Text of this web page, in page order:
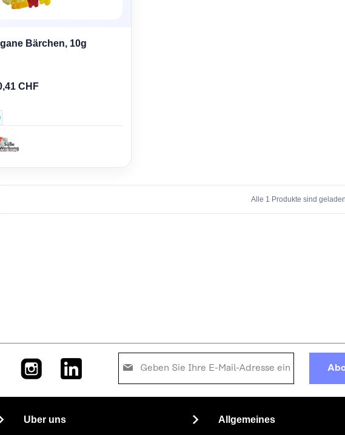
Bärchen, 10g
CHF
Alle 1 Produkte sind geladen.
Sie
sich
für
Über uns Allgemeines